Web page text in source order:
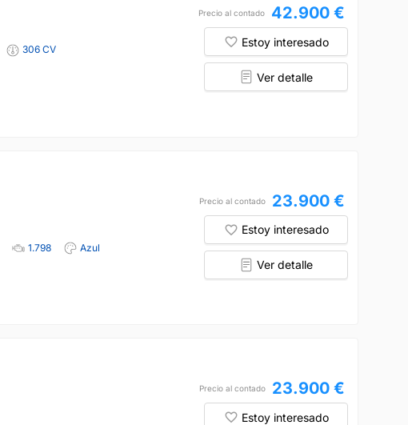
306 CV
Precio al contado 42.900 €
Estoy interesado
Ver detalle
1.798
Azul
Precio al contado 23.900 €
Estoy interesado
Ver detalle
Precio al contado 23.900 €
Estoy interesado